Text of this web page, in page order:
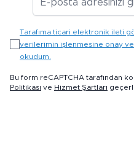
Tarafıma ticari elektronik ileti
verilerimin işlenmesine onay
okudum.
Bu form reCAPTCHA tarafından
Politikası ve Hizmet Şartları